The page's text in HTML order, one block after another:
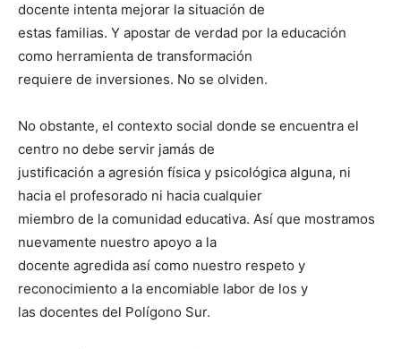
docente intenta mejorar la situación de
estas familias. Y apostar de verdad por la educación
como herramienta de transformación
requiere de inversiones. No se olviden.
No obstante, el contexto social donde se encuentra el
centro no debe servir jamás de
justificación a agresión física y psicológica alguna, ni
hacia el profesorado ni hacia cualquier
miembro de la comunidad educativa. Así que mostramos
nuevamente nuestro apoyo a la
docente agredida así como nuestro respeto y
reconocimiento a la encomiable labor de los y
las docentes del Polígono Sur.